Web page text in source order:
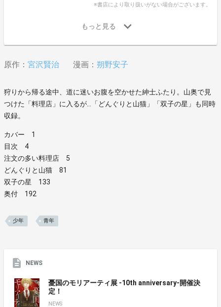
※書店により取り扱いがない場合がございます。
原作： 宮沢賢治 漫画： 朔野安子
狩りから帰る途中、道に迷いお腹を空かせた紳士ふたり。山奥で見
つけた「料理店」に入るが…「どんぐりと山猫」「双子の星」も同時
収録。
カバー 1
目次 4
注文の多い料理店 5
どんぐりと山猫 81
双子の星 133
奥付 192
少年 青年
NEWS
憂国のモリアーティ展 -10th anniversary-開催決
定！
NEWS